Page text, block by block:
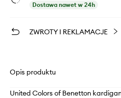
Dostawa nawet w 24h
ZWROTY I REKLAMACJE
Opis produktu
United Colors of Benetton